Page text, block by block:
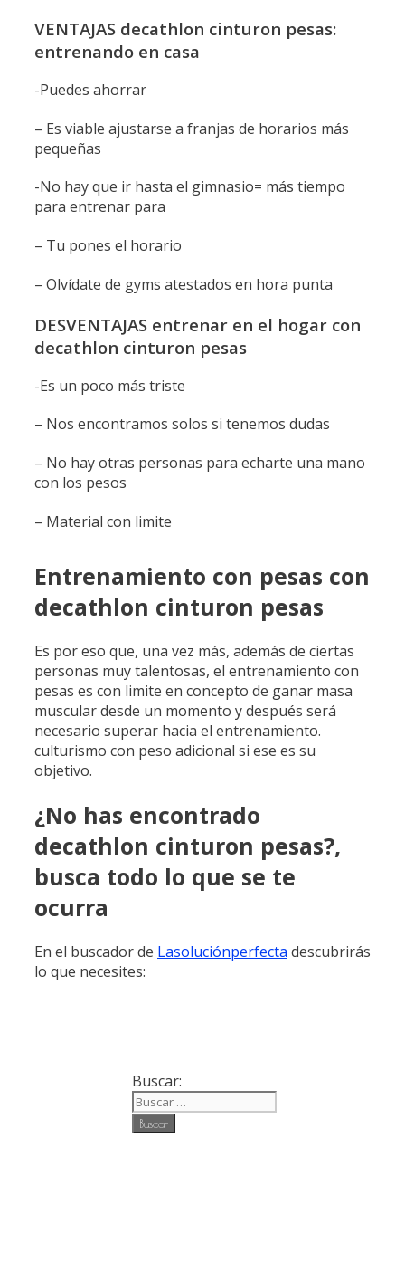
VENTAJAS decathlon cinturon pesas:
entrenando en casa
-Puedes ahorrar
– Es viable ajustarse a franjas de horarios más
pequeñas
-No hay que ir hasta el gimnasio= más tiempo
para entrenar para
– Tu pones el horario
– Olvídate de gyms atestados en hora punta
DESVENTAJAS entrenar en el hogar con
decathlon cinturon pesas
-Es un poco más triste
– Nos encontramos solos si tenemos dudas
– No hay otras personas para echarte una mano
con los pesos
– Material con limite
Entrenamiento con pesas con
decathlon cinturon pesas
Es por eso que, una vez más, además de ciertas
personas muy talentosas, el entrenamiento con
pesas es con limite en concepto de ganar masa
muscular desde un momento y después será
necesario superar hacia el entrenamiento.
culturismo con peso adicional si ese es su
objetivo.
¿No has encontrado
decathlon cinturon pesas?,
busca todo lo que se te
ocurra
En el buscador de Lasoluciónperfecta descubrirás
lo que necesites:
Buscar: